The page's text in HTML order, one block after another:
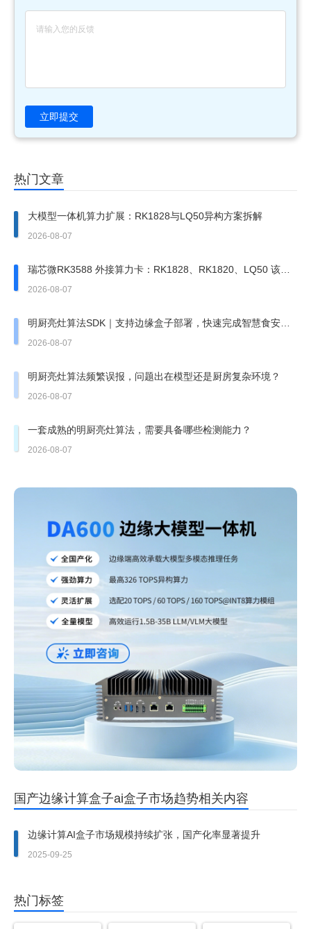
立即提交
热门文章
大模型一体机算力扩展：RK1828与LQ50异构方案拆解
2026-08-07
瑞芯微RK3588 外接算力卡：RK1828、RK1820、LQ50 该上
哪一张？
2026-08-07
明厨亮灶算法SDK｜支持边缘盒子部署，快速完成智慧食安改
造
2026-08-07
明厨亮灶算法频繁误报，问题出在模型还是厨房复杂环境？
2026-08-07
一套成熟的明厨亮灶算法，需要具备哪些检测能力？
2026-08-07
国产边缘计算盒子ai盒子市场趋势相关内容
边缘计算AI盒子市场规模持续扩张，国产化率显著提升
2025-09-25
热门标签